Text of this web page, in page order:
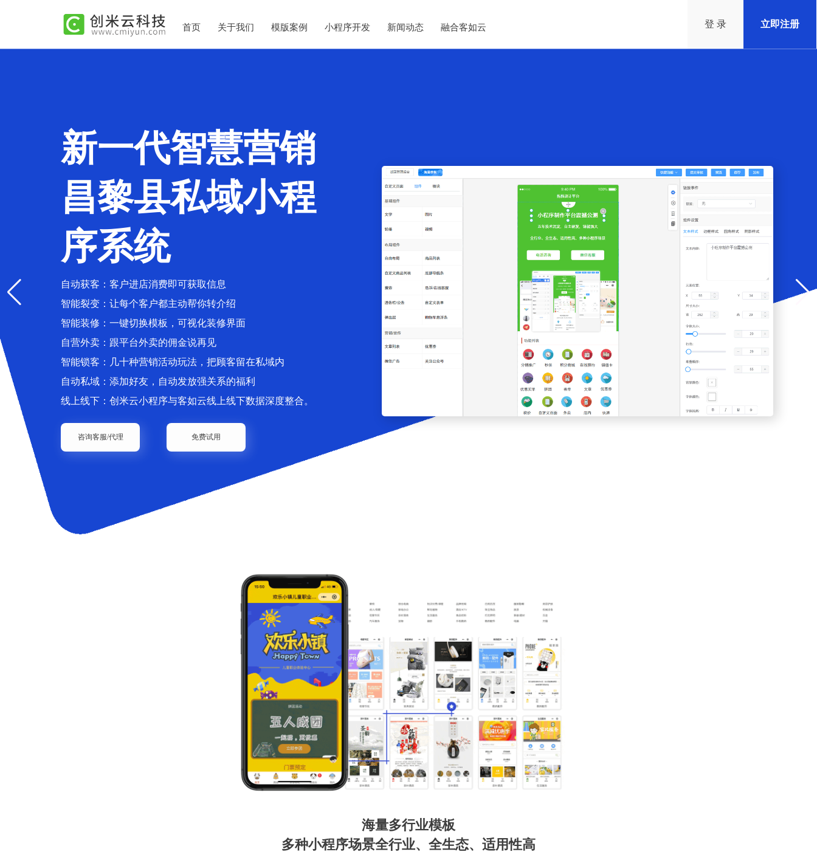
首页 关于我们 模版案例 小程序开发 新闻动态 融合客如云 登 录 立即注册
新一代智慧营销
昌黎县私域小程
序系统
自动获客：客户进店消费即可获取信息
智能裂变：让每个客户都主动帮你转介绍
智能装修：一键切换模板，可视化装修界面
自营外卖：跟平台外卖的佣金说再见
智能锁客：几十种营销活动玩法，把顾客留在私域内
自动私域：添加好友，自动发放强关系的福利
线上线下：创米云小程序与客如云线上线下数据深度整合。
咨询客服/代理 免费试用
海量多行业模板
多种小程序场景全行业、全生态、适用性高